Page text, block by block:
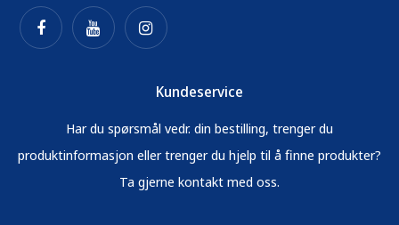
Kundeservice
Har du spørsmål vedr. din bestilling, trenger du
produktinformasjon eller trenger du hjelp til å finne produkter?
Ta gjerne kontakt med oss.